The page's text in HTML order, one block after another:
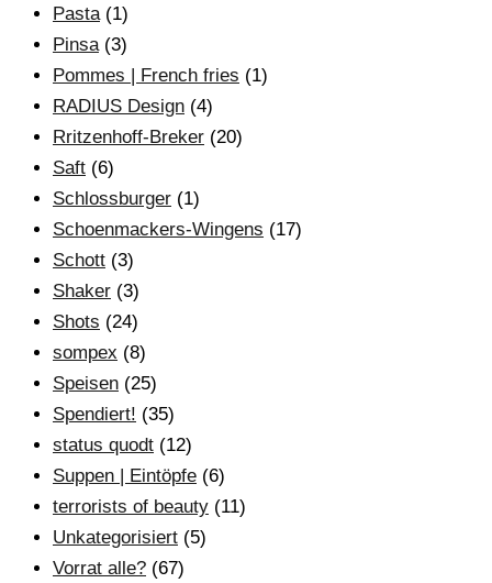
Pasta (1)
Pinsa (3)
Pommes | French fries (1)
RADIUS Design (4)
Rritzenhoff-Breker (20)
Saft (6)
Schlossburger (1)
Schoenmackers-Wingens (17)
Schott (3)
Shaker (3)
Shots (24)
sompex (8)
Speisen (25)
Spendiert! (35)
status quodt (12)
Suppen | Eintöpfe (6)
terrorists of beauty (11)
Unkategorisiert (5)
Vorrat alle? (67)